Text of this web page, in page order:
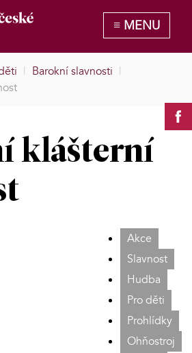
| Barokní slavnosti |
klášterní
Akce
Slavnost
Hudba
Pro děti
Prohlídky
Ohňostroj